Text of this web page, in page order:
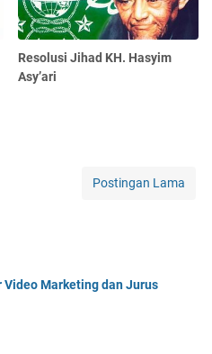
Resolusi Jihad KH. Hasyim
Asy’ari
Postingan Lama
Video Marketing dan Jurus